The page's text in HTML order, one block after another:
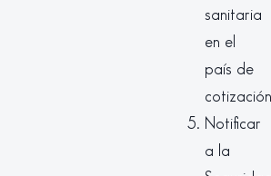
sanitaria
en el
país de
Notificar
a la